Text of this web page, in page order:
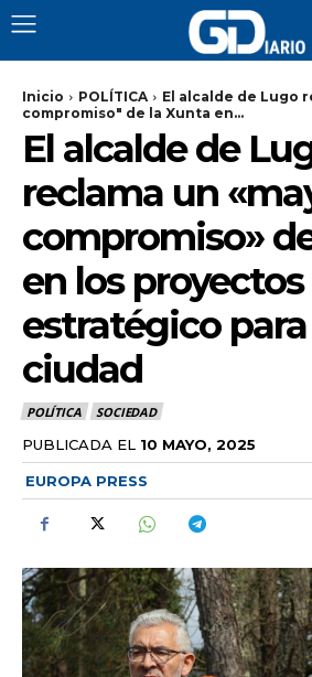
Inicio POLÍTICA
El alcalde de Lugo
compromiso" de la Xunta en...
El alcalde de
reclama un
compromiso»
en los
estratégico
ciudad
POLÍTICA SOCIEDAD
PUBLICADA EL 10 MAYO, 2025
EUROPA PRESS